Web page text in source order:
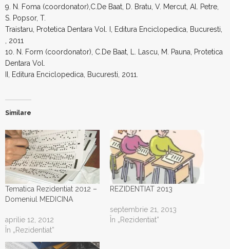
9. N. Foma (coordonator),C.De Baat, D. Bratu, V. Mercut, Al. Petre,
S. Popsor, T.
Traistaru, Protetica Dentara Vol. I, Editura Enciclopedica, Bucuresti,
, 2011
10. N. Form (coordonator), C.De Baat, L. Lascu, M. Pauna, Protetica
Dentara Vol.
II, Editura Enciclopedica, Bucuresti, 2011.
Similare
Tematica Rezidentiat 2012 –
Domeniul MEDICINA
aprilie 12, 2012
În „Rezidentiat”
REZIDENTIAT 2013
septembrie 21, 2013
În „Rezidentiat”